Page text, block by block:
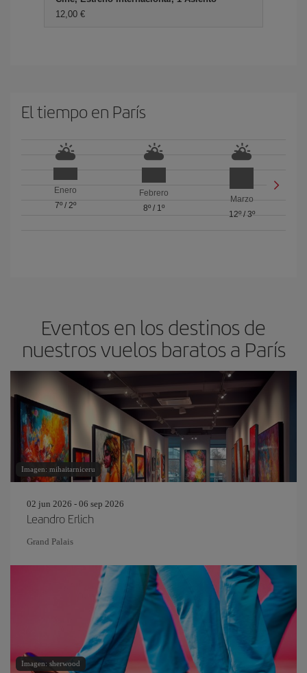
12,00 €
El tiempo en París
Enero
7º/ 2º
Febrero
8º/ 1º
Marzo
12º/ 3º
Eventos en los destinos de
nuestros vuelos baratos a París
Imagen: mihaitarniceru
02 jun 2026 - 06 sep 2026
Leandro Erlich
Grand Palais
Imagen: sherwood